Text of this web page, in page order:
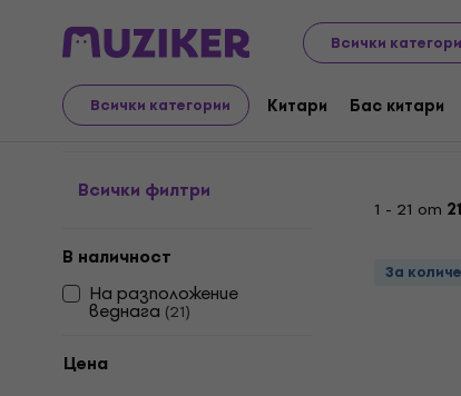
Всички
Всички категории Китари Бас китари
Музикални инструменти Aксесоари Кабели/
Кабели за
Всички филтри
В наличност
На разположение
веднага (21)
Цена
1 - 21 от
За